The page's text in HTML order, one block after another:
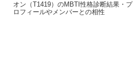
オン（T1419）のMBTI性格診断結果・プ
ロフィールやメンバーとの相性